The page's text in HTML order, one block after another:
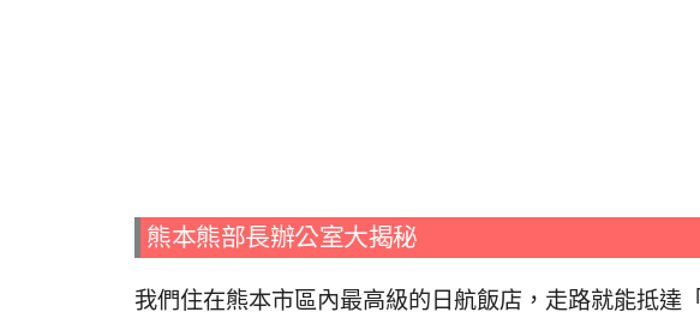
熊本熊部長辦公室大揭秘
我們住在熊本市區內最高級的日航飯店，走路就能抵達「